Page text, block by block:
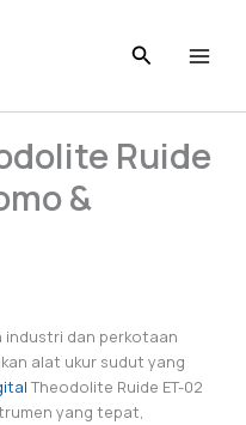
Ruide
&
industri dan perkotaan
alat ukur sudut yang
Theodolite Ruide ET-02
yang tepat,